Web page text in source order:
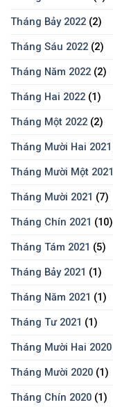
Tháng Bảy 2022 (2)
Tháng Sáu 2022 (2)
Tháng Năm 2022 (2)
Tháng Hai 2022 (1)
Tháng Một 2022 (2)
Tháng Mười Hai 2021
Tháng Mười Một 2021
Tháng Mười 2021 (7)
Tháng Chín 2021 (10)
Tháng Tám 2021 (5)
Tháng Bảy 2021 (1)
Tháng Năm 2021 (1)
Tháng Tư 2021 (1)
Tháng Mười Hai 2020
Tháng Mười 2020 (1)
Tháng Chín 2020 (1)